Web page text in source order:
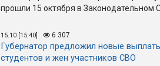
прошли 15 октября в Законодательном
15.10 [15:40] 6 307
Губернатор предложил новые
студентов и жен участников СВО